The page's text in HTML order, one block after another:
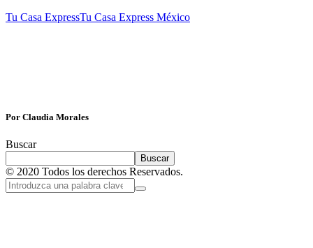
Tu Casa ExpressTu Casa Express México
Por Claudia Morales
Buscar
Buscar
© 2020 Todos los derechos Reservados.